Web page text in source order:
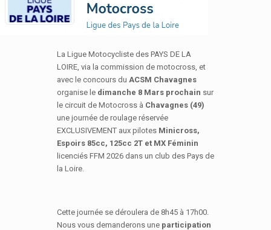
La Ligue Motocycliste des PAYS DE LA
LOIRE, via la commission de motocross, et
avec le concours du ACSM Chavagnes
organise le dimanche 8 Mars prochain sur
le circuit de Motocross à Chavagnes (49)
une journée de roulage réservée
EXCLUSIVEMENT aux pilotes Minicross,
Espoirs 85cc, 125cc 2T et MX Féminin
licenciés FFM 2026 dans un club des Pays de
la Loire.
Cette journée se déroulera de 8h45 à 17h00.
Nous vous demanderons une participation